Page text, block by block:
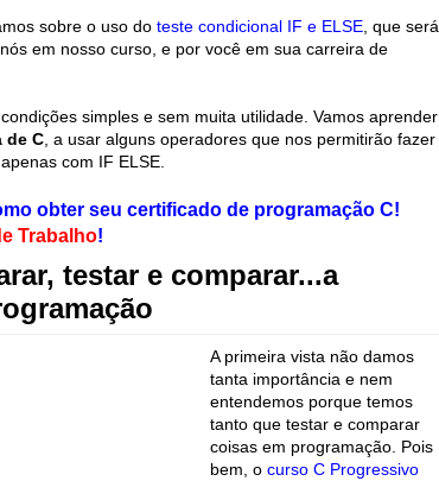
sobre o uso do teste condicional IF e ELSE , que será
em nosso curso, e por você em sua carreira de
simples e sem muita utilidade. Vamos aprender
de C , a usar alguns operadores que nos permitirão fazer
com IF ELSE.
obter seu certificado de programação C!
Trabalho!
testar e comparar...a
A primeira vista não damos
tanta importância e nem
entendemos porque temos
tanto que testar e comparar
coisas em programação. Pois
bem, o curso C Progressivo